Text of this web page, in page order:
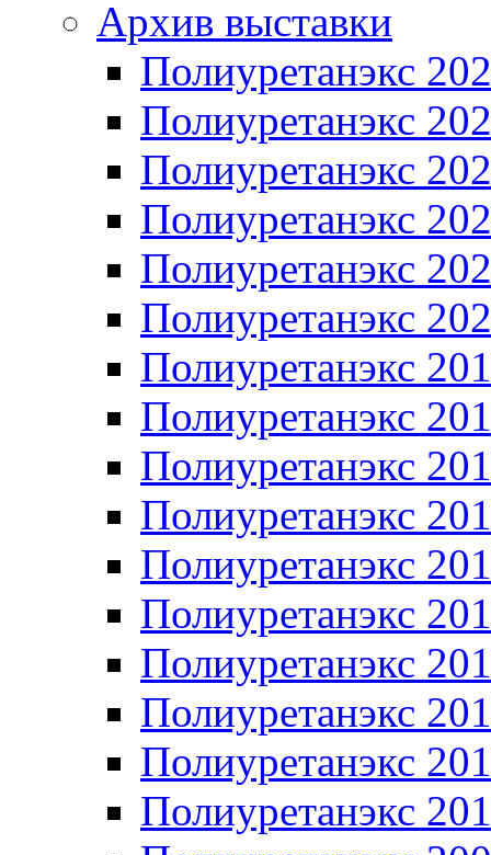
Архив выставки
Полиуретанэкс
Полиуретанэкс
Полиуретанэкс
Полиуретанэкс
Полиуретанэкс
Полиуретанэкс
Полиуретанэкс
Полиуретанэкс
Полиуретанэкс
Полиуретанэкс
Полиуретанэкс
Полиуретанэкс
Полиуретанэкс
Полиуретанэкс
Полиуретанэкс
Полиуретанэкс